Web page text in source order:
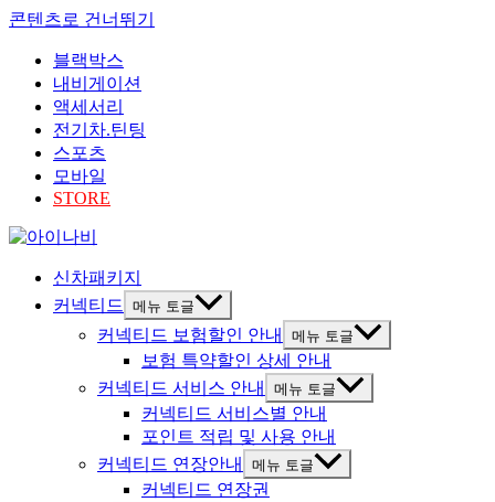
콘텐츠로 건너뛰기
블랙박스
내비게이션
액세서리
전기차.틴팅
스포츠
모바일
STORE
신차패키지
커넥티드
메뉴 토글
커넥티드 보험할인 안내 메뉴 토글
보험 특약할인 상세 안내
커넥티드 서비스 안내
메뉴 토글
커넥티드 서비스별 안내
포인트 적립 및 사용 안내
커넥티드 연장안내
메뉴 토글
커넥티드 연장권